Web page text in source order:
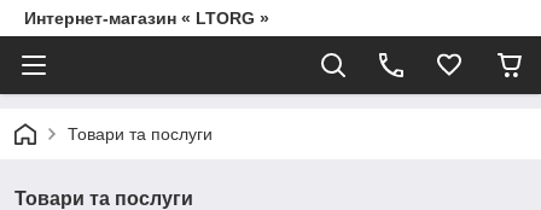
Интернет-магазин « LTORG »
Товари та послуги
Товари та послуги